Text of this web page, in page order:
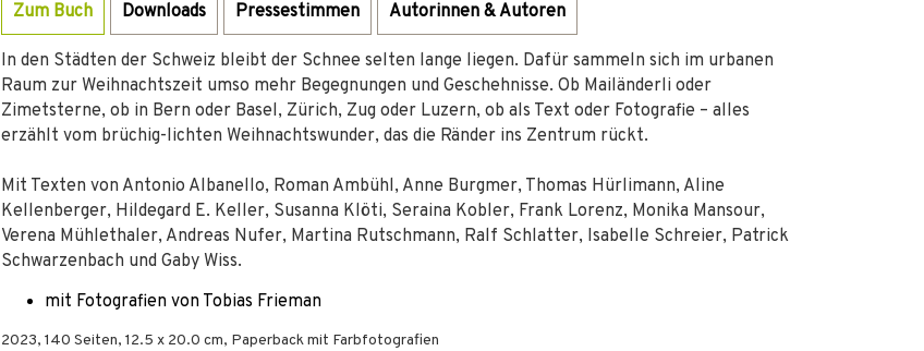
Zum Buch Downloads Pressestimmen Autorinnen & Autoren
In den Städten der Schweiz bleibt der Schnee selten lange liegen. Dafür sammeln sich im urbanen
Raum zur Weihnachtszeit umso mehr Begegnungen und Geschehnisse. Ob Mailänderli oder
Zimetsterne, ob in Bern oder Basel, Zürich, Zug oder Luzern, ob als Text oder Fotografie – alles
erzählt vom brüchig-lichten Weihnachtswunder, das die Ränder ins Zentrum rückt.
Mit Texten von Antonio Albanello, Roman Ambühl, Anne Burgmer, Thomas Hürlimann, Aline
Kellenberger, Hildegard E. Keller, Susanna Klöti, Seraina Kobler, Frank Lorenz, Monika Mansour,
Verena Mühlethaler, Andreas Nufer, Martina Rutschmann, Ralf Schlatter, Isabelle Schreier, Patrick
Schwarzenbach und Gaby Wiss.
mit Fotografien von Tobias Frieman
2023, 140 Seiten, 12.5 x 20.0 cm, Paperback mit Farbfotografien